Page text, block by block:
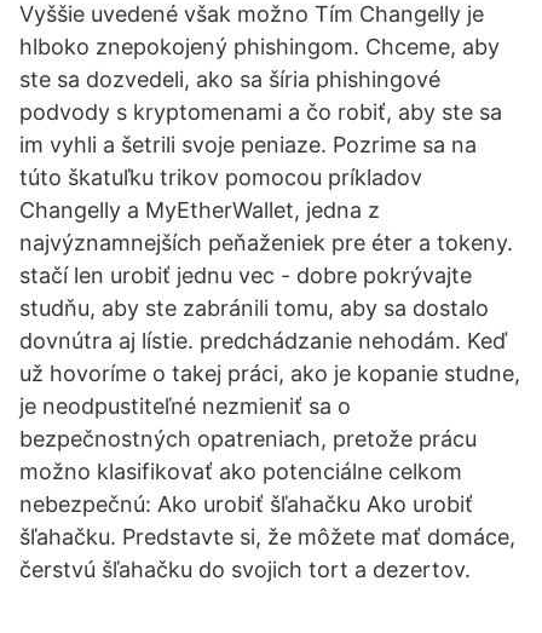
Vyššie uvedené však možno Tím Changelly je
hlboko znepokojený phishingom. Chceme, aby
ste sa dozvedeli, ako sa šíria phishingové
podvody s kryptomenami a čo robiť, aby ste sa
im vyhli a šetrili svoje peniaze. Pozrime sa na
túto škatuľku trikov pomocou príkladov
Changelly a MyEtherWallet, jedna z
najvýznamnejších peňaženiek pre éter a tokeny.
stačí len urobiť jednu vec - dobre pokrývajte
studňu, aby ste zabránili tomu, aby sa dostalo
dovnútra aj lístie. predchádzanie nehodám. Keď
už hovoríme o takej práci, ako je kopanie studne,
je neodpustiteľné nezmieniť sa o
bezpečnostných opatreniach, pretože prácu
možno klasifikovať ako potenciálne celkom
nebezpečnú: Ako urobiť šľahačku Ako urobiť
šľahačku. Predstavte si, že môžete mať domáce,
čerstvú šľahačku do svojich tort a dezertov.